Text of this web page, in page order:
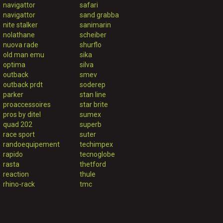
navigattor
navigattor
nite stalker
nolathane
nuova rade
old man emu
optima
outback
outback prdt
parker
proaccessoires
pros by ditel
quad 202
race sport
randoequipement
rapido
rasta
reaction
rhino-rack
safari
sand grabba
sanimarin
scheiber
shurflo
sika
silva
smev
soderep
stan line
star brite
sumex
superb
suter
techimpex
tecnoglobe
thetford
thule
tmc